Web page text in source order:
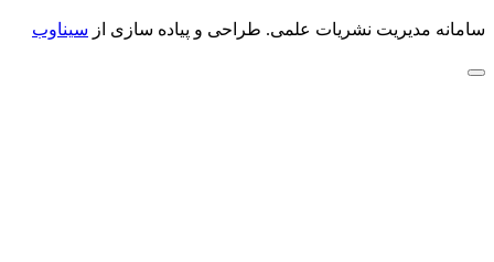
سامانه مدیریت نشریات علمی. طراحی و پیاده سازی از سیناوب